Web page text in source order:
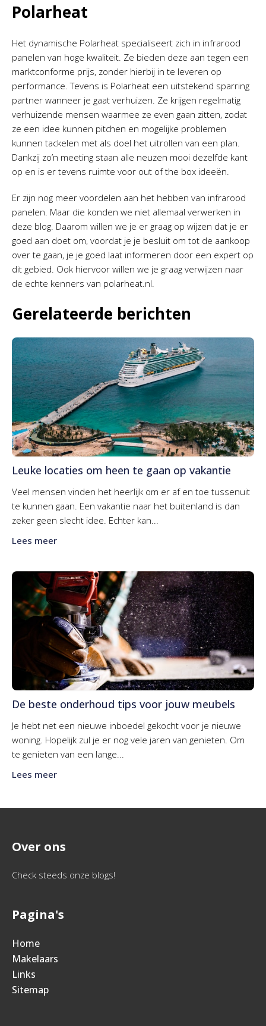
Polarheat
Het dynamische Polarheat specialiseert zich in infrarood
panelen van hoge kwaliteit. Ze bieden deze aan tegen een
marktconforme prijs, zonder hierbij in te leveren op
performance. Tevens is Polarheat een uitstekend sparring
partner wanneer je gaat verhuizen. Ze krijgen regelmatig
verhuizende mensen waarmee ze even gaan zitten, zodat
ze een idee kunnen pitchen en mogelijke problemen
kunnen tackelen met als doel het uitrollen van een plan.
Dankzij zo’n meeting staan alle neuzen mooi dezelfde kant
op en is er tevens ruimte voor out of the box ideeën.
Er zijn nog meer voordelen aan het hebben van infrarood
panelen. Maar die konden we niet allemaal verwerken in
deze blog. Daarom willen we je er graag op wijzen dat je er
goed aan doet om, voordat je je besluit om tot de aankoop
over te gaan, je je goed laat informeren door een expert op
dit gebied. Ook hiervoor willen we je graag verwijzen naar
de echte kenners van polarheat.nl.
Gerelateerde berichten
Leuke locaties om heen te gaan op vakantie
Veel mensen vinden het heerlijk om er af en toe tussenuit
te kunnen gaan. Een vakantie naar het buitenland is dan
zeker geen slecht idee. Echter kan...
Lees meer
De beste onderhoud tips voor jouw meubels
Je hebt net een nieuwe inboedel gekocht voor je nieuwe
woning. Hopelijk zul je er nog vele jaren van genieten. Om
te genieten van een lange...
Lees meer
Over ons
Check steeds onze blogs!
Pagina's
Home
Makelaars
Links
Sitemap